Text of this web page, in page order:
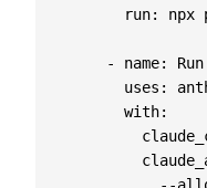
run: npx
- name:
uses :
with: